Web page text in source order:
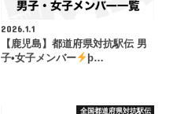
2026.1.1
【鹿児島】都道府県対抗駅伝 男
子•女子メンバー
þ…
全国都道府県対抗駅伝